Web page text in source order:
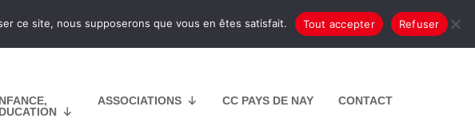
ASSOCIATIONS CC PAYS DE NAY CONTACT
ce site, nous supposerons que vous en êtes satisfait. Tout accepter Refuser